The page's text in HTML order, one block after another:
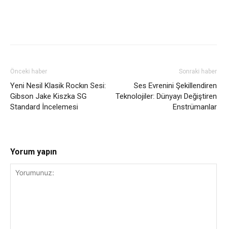
Önceki haber
Yeni Nesil Klasik Rockın Sesi:
Gibson Jake Kiszka SG
Standard İncelemesi
Sonraki haber
Ses Evrenini Şekillendiren
Teknolojiler: Dünyayı Değiştiren
Enstrümanlar
Yorum yapın